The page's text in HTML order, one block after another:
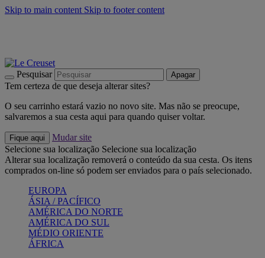
Skip to main content Skip to footer content
Pesquisar Apagar
Tem certeza de que deseja alterar sites?
O seu carrinho estará vazio no novo site. Mas não se preocupe,
salvaremos a sua cesta aqui para quando quiser voltar.
Fique aqui
Mudar site
Selecione sua localização Selecione sua localização
Alterar sua localização removerá o conteúdo da sua cesta. Os itens
comprados on-line só podem ser enviados para o país selecionado.
EUROPA
ÁSIA / PACÍFICO
AMÉRICA DO NORTE
AMÉRICA DO SUL
MÉDIO ORIENTE
ÁFRICA